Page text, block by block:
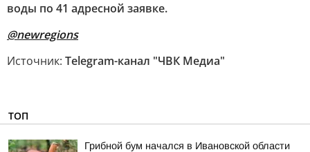
воды по 41 адресной заявке.
@newregions
Источник: Telegram-канал "ЧВК Медиа"
ТОП
Грибной бум начался в Ивановской области